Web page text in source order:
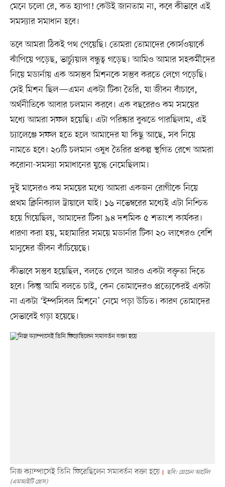
মেনে চলো রে, কত হ্যাপা! কেউই জানতাম না, কবে কীভাবে এই
সমস্যার সমাধান হবে।
তবে আমরা ঠিকই পথ পেয়েছি। তোমরা তোমাদের কোর্সওয়ার্কে
ঝাঁপিয়ে পড়েছ, ভার্চ্যুয়াল বন্ধুত্ব গড়েছ। আমিও আমার সহকর্মীদের
নিয়ে মডার্নায় এক অসম্ভব মিশনকে সম্ভব করতে লেগে পড়েছি।
সেই মিশন ছিল—এমন একটা টিকা তৈরি, যা জীবন বাঁচাবে,
অর্থনীতিকে আবার চলমান করবে। এক বছরেরও কম সময়ের
মধ্যে আমরা সফল হয়েছি। এটা পরিষ্কার বুঝতে পারছিলাম, এই
চ্যালেঞ্জে সফল হতে হলে আমাদের যা কিছু আছে, সব নিয়ে
নামতে হবে। ২০টি চলমান ওষুধ তৈরির প্রকল্প স্থগিত রেখে আমরা
করোনা-সমস্যা সমাধানের যুদ্ধে নেমেছিলাম।
দুই মাসেরও কম সময়ের মধ্যে আমরা একজন রোগীকে নিয়ে
প্রথম ক্লিনিক্যাল ট্রায়ালে যাই। ১৬ নভেম্বরের মধ্যেই এটা নিশ্চিত
হয়ে গিয়েছিল, আমাদের টিকা ৯৪ দশমিক ৫ শতাংশ কার্যকর।
ধারণা করা হয়, মহামারির সময়ে মডার্নার টিকা ২০ লাখেরও বেশি
মানুষের জীবন বাঁচিয়েছে।
কীভাবে সম্ভব হয়েছিল, বলতে গেলে আরও একটা বক্তৃতা দিতে
হবে। কিন্তু আমি বলতে চাই, কেন তোমাদেরও প্রত্যেকেরই একটা
না একটা ‘ইম্পসিবল মিশনে’ নেমে পড়া উচিত। কারণ তোমাদের
সেভাবেই গড়া হয়েছে।
নিজ ক্যাম্পাসেই তিনি ফিরেছিলেন সমাবর্তন বক্তা হয়ে
ছবি: গ্রেচেন আর্টেল
(এমআইটি প্রেস)